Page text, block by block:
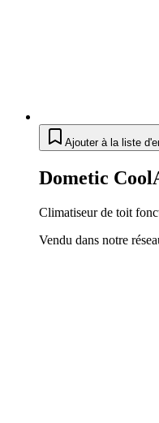
Ajouter à la liste
Dometic
Climatiseur de toit
Vendu dans notre